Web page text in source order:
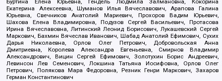
Буртина Елена Юрьевна, Гендель Людмила Залмановна, Кокорина
Екатерина Алексеевна, Шуманов Илья Вячеславович, Арапова Галина
Юрьевна, Свечников Анатолий Мариевич, Прохоров Вадим Юрьевич,
Шахова Елена Владимировна, Подузов Сергей Васильевич, Протасова
Ирина Вячеславовна, Литинский Леонид Борисович, Лукашевский Сергей
Маркович, Бахмин Вячеслав Иванович, Шабад Анатолий Ефимович, Сухих
Дарья Николаевна, Орлов Олег Петрович, Добровольская Анна
Дмитриевна, Королева Александра Евгеньевна, Смирнов Владимир
Александрович, Вицин Сергей Ефимович, Золотухин Борис Андреевич,
Левинсон Лев Семенович, Локшина Татьяна Иосифовна, Орлов Олег
Петрович, Полякова Мара Федоровна, Резник Генри Маркович, Захаров
Герман Константинович